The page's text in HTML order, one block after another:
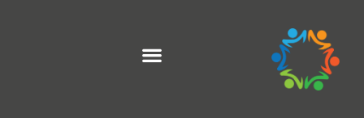
المحتوى